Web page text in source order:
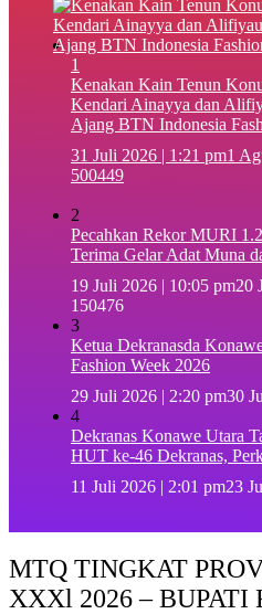
1
‎Kenakan Kain Tenun
Kendari Ainayya dan
Ajang BTN Indonesia
31 Juli 2026 | 1:21 pm1
500449
2
Pecahkan Rekor MURI
Terima Gelar Adat Muna
19 Juli 2026 | 10:05 pm20
150476
3
Ketua Dekranasda
Fashion Week 2026
29 Juli 2026 | 2:20 pm30
4
Dekranas Konawe Utara
HUT ke-46 Dekranas,
11 Juli 2026 | 2:01 pm23
MTQ TINGKAT
XXXl 2026 – BUPATI